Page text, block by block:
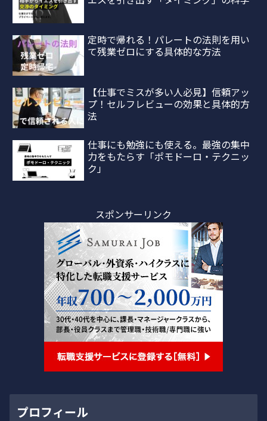
定時で帰れる！パレートの法則を用い
て残業ゼロにする具体的な方法
【仕事でミスが多い人必見】信頼アッ
プ！セルフレビューの効果と具体的方
法
仕事にも勉強にも使える。最強の集中
力をもたらす「ポモドーロ・テクニッ
ク」
スポンサーリンク
プロフィール